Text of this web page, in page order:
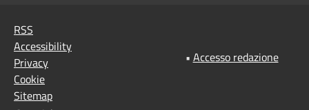
RSS
Accessibility
Privacy
Cookie
Sitemap
• Accesso redazione